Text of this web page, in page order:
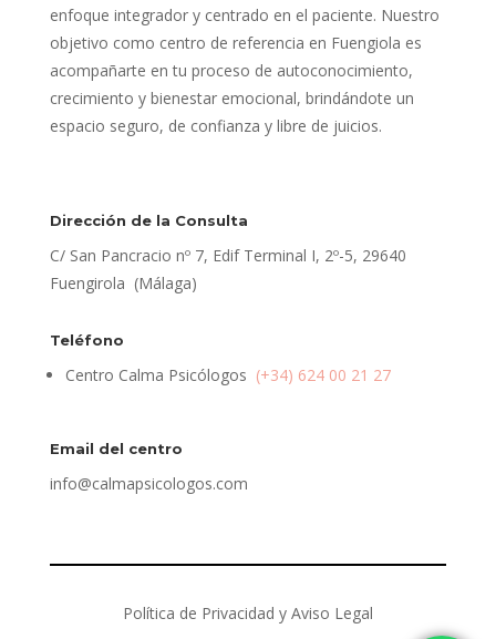
enfoque integrador y centrado en el paciente. Nuestro
objetivo como centro de referencia en Fuengiola es
acompañarte en tu proceso de autoconocimiento,
crecimiento y bienestar emocional, brindándote un
espacio seguro, de confianza y libre de juicios.
Dirección de la Consulta
C/ San Pancracio nº 7, Edif Terminal I, 2º-5, 29640
Fuengirola (Málaga)
Teléfono
Centro Calma Psicólogos (+34) 624 00 21 27
Email del centro
info@calmapsicologos.com
Política de Privacidad y Aviso Legal